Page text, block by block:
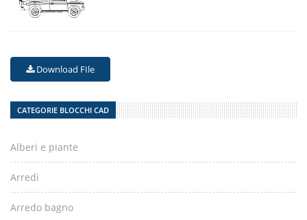
Download FIle
CATEGORIE BLOCCHI CAD
Alberi e piante
Arredi
Arredo bagno